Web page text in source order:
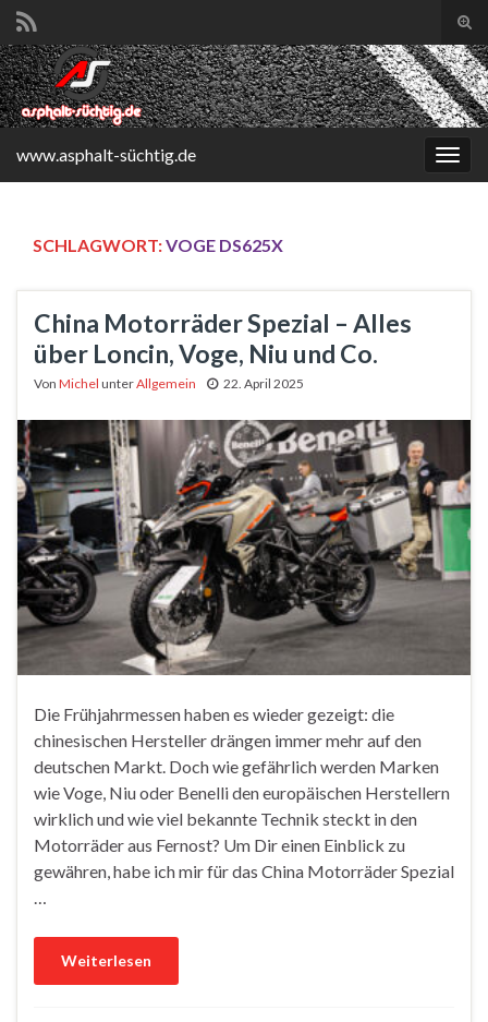
Search for:
www.asphalt-süchtig.de
SCHLAGWORT:VOGE DS625X
China Motorräder Spezial – Alles
über Loncin, Voge, Niu und Co.
Von Michel unterAllgemein 22. April 2025
Die Frühjahrmessen haben es wieder gezeigt: die
chinesischen Hersteller drängen immer mehr auf den
deutschen Markt. Doch wie gefährlich werden Marken
wie Voge, Niu oder Benelli den europäischen Herstellern
wirklich und wie viel bekannte Technik steckt in den
Motorräder aus Fernost? Um Dir einen Einblick zu
gewähren, habe ich mir für das China Motorräder Spezial
…
Weiterlesen